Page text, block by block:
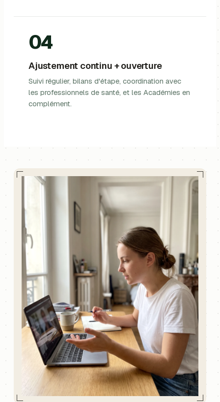
04
Ajustement continu + ouverture
Suivi régulier, bilans d'étape, coordination avec
les professionnels de santé, et les Académies en
complément.